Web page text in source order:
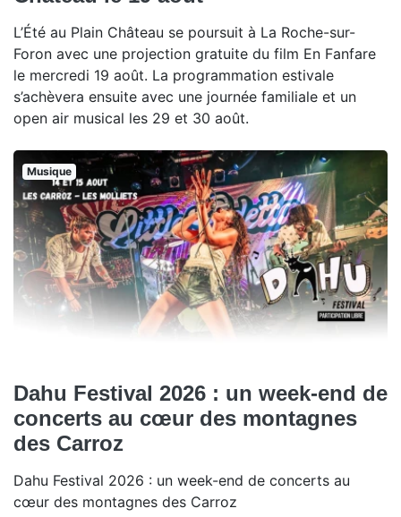
L’Été au Plain Château se poursuit à La Roche-sur-
Foron avec une projection gratuite du film En Fanfare
le mercredi 19 août. La programmation estivale
s’achèvera ensuite avec une journée familiale et un
open air musical les 29 et 30 août.
Musique
Dahu Festival 2026 : un week-end de
concerts au cœur des montagnes
des Carroz
Dahu Festival 2026 : un week-end de concerts au
cœur des montagnes des Carroz